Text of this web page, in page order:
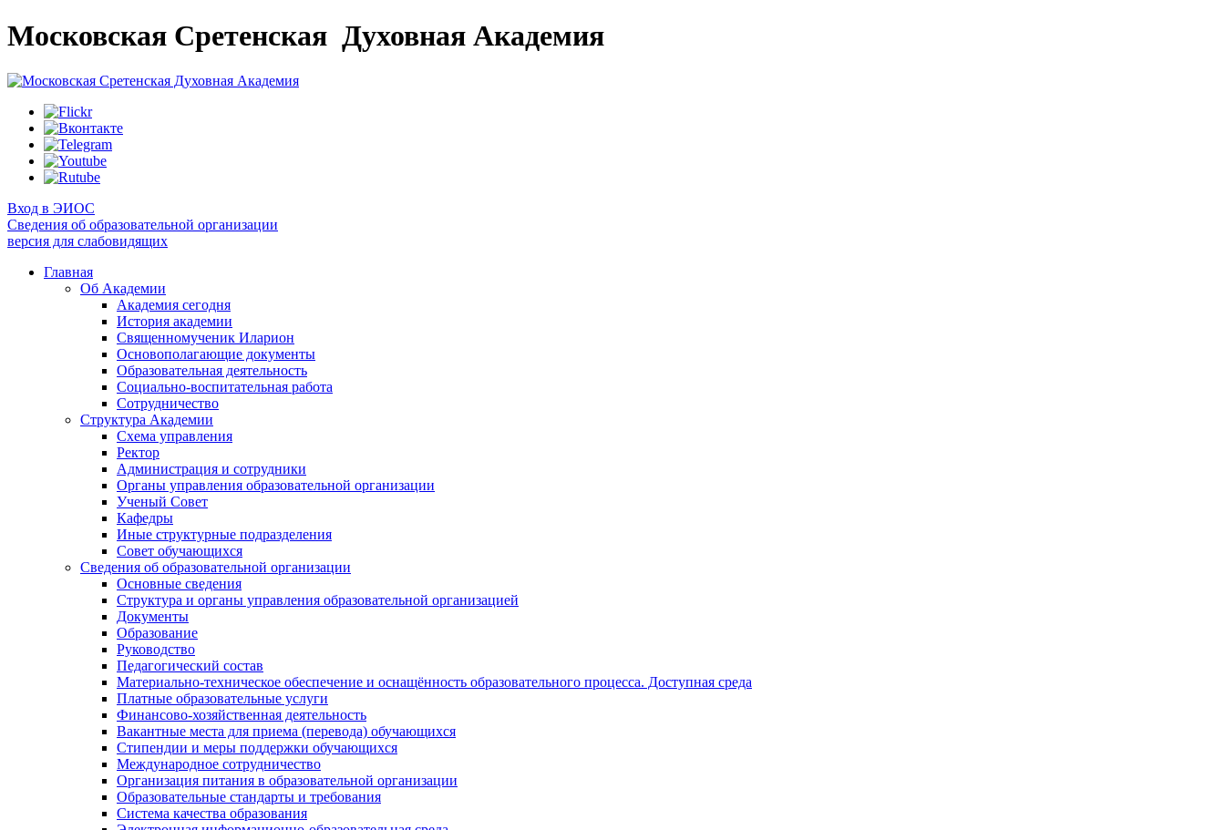
Московская Сретенская Духовная Академия
Вход в ЭИОС
Сведения об образовательной организации
версия для слабовидящих
Главная
Об Академии
Академия сегодня
История академии
Священномученик Иларион
Основополагающие документы
Образовательная деятельность
Социально-воспитательная работа
Сотрудничество
Структура Академии
Схема управления
Ректор
Администрация и сотрудники
Органы управления образовательной организации
Ученый Совет
Кафедры
Иные структурные подразделения
Совет обучающихся
Сведения об образовательной организации
Основные сведения
Структура и органы управления образовательной организацией
Документы
Образование
Руководство
Педагогический состав
Материально-техническое обеспечение и оснащённость образовательного процесса. Доступная среда
Платные образовательные услуги
Финансово-хозяйственная деятельность
Вакантные места для приема (перевода) обучающихся
Стипендии и меры поддержки обучающихся
Международное сотрудничество
Организация питания в образовательной организации
Образовательные стандарты и требования
Система качества образования